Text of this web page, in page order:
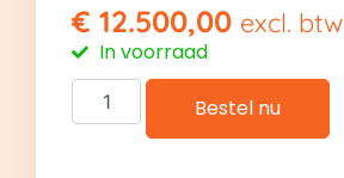
€ 12.500,00 excl. btw
In voorraad
Bestel nu